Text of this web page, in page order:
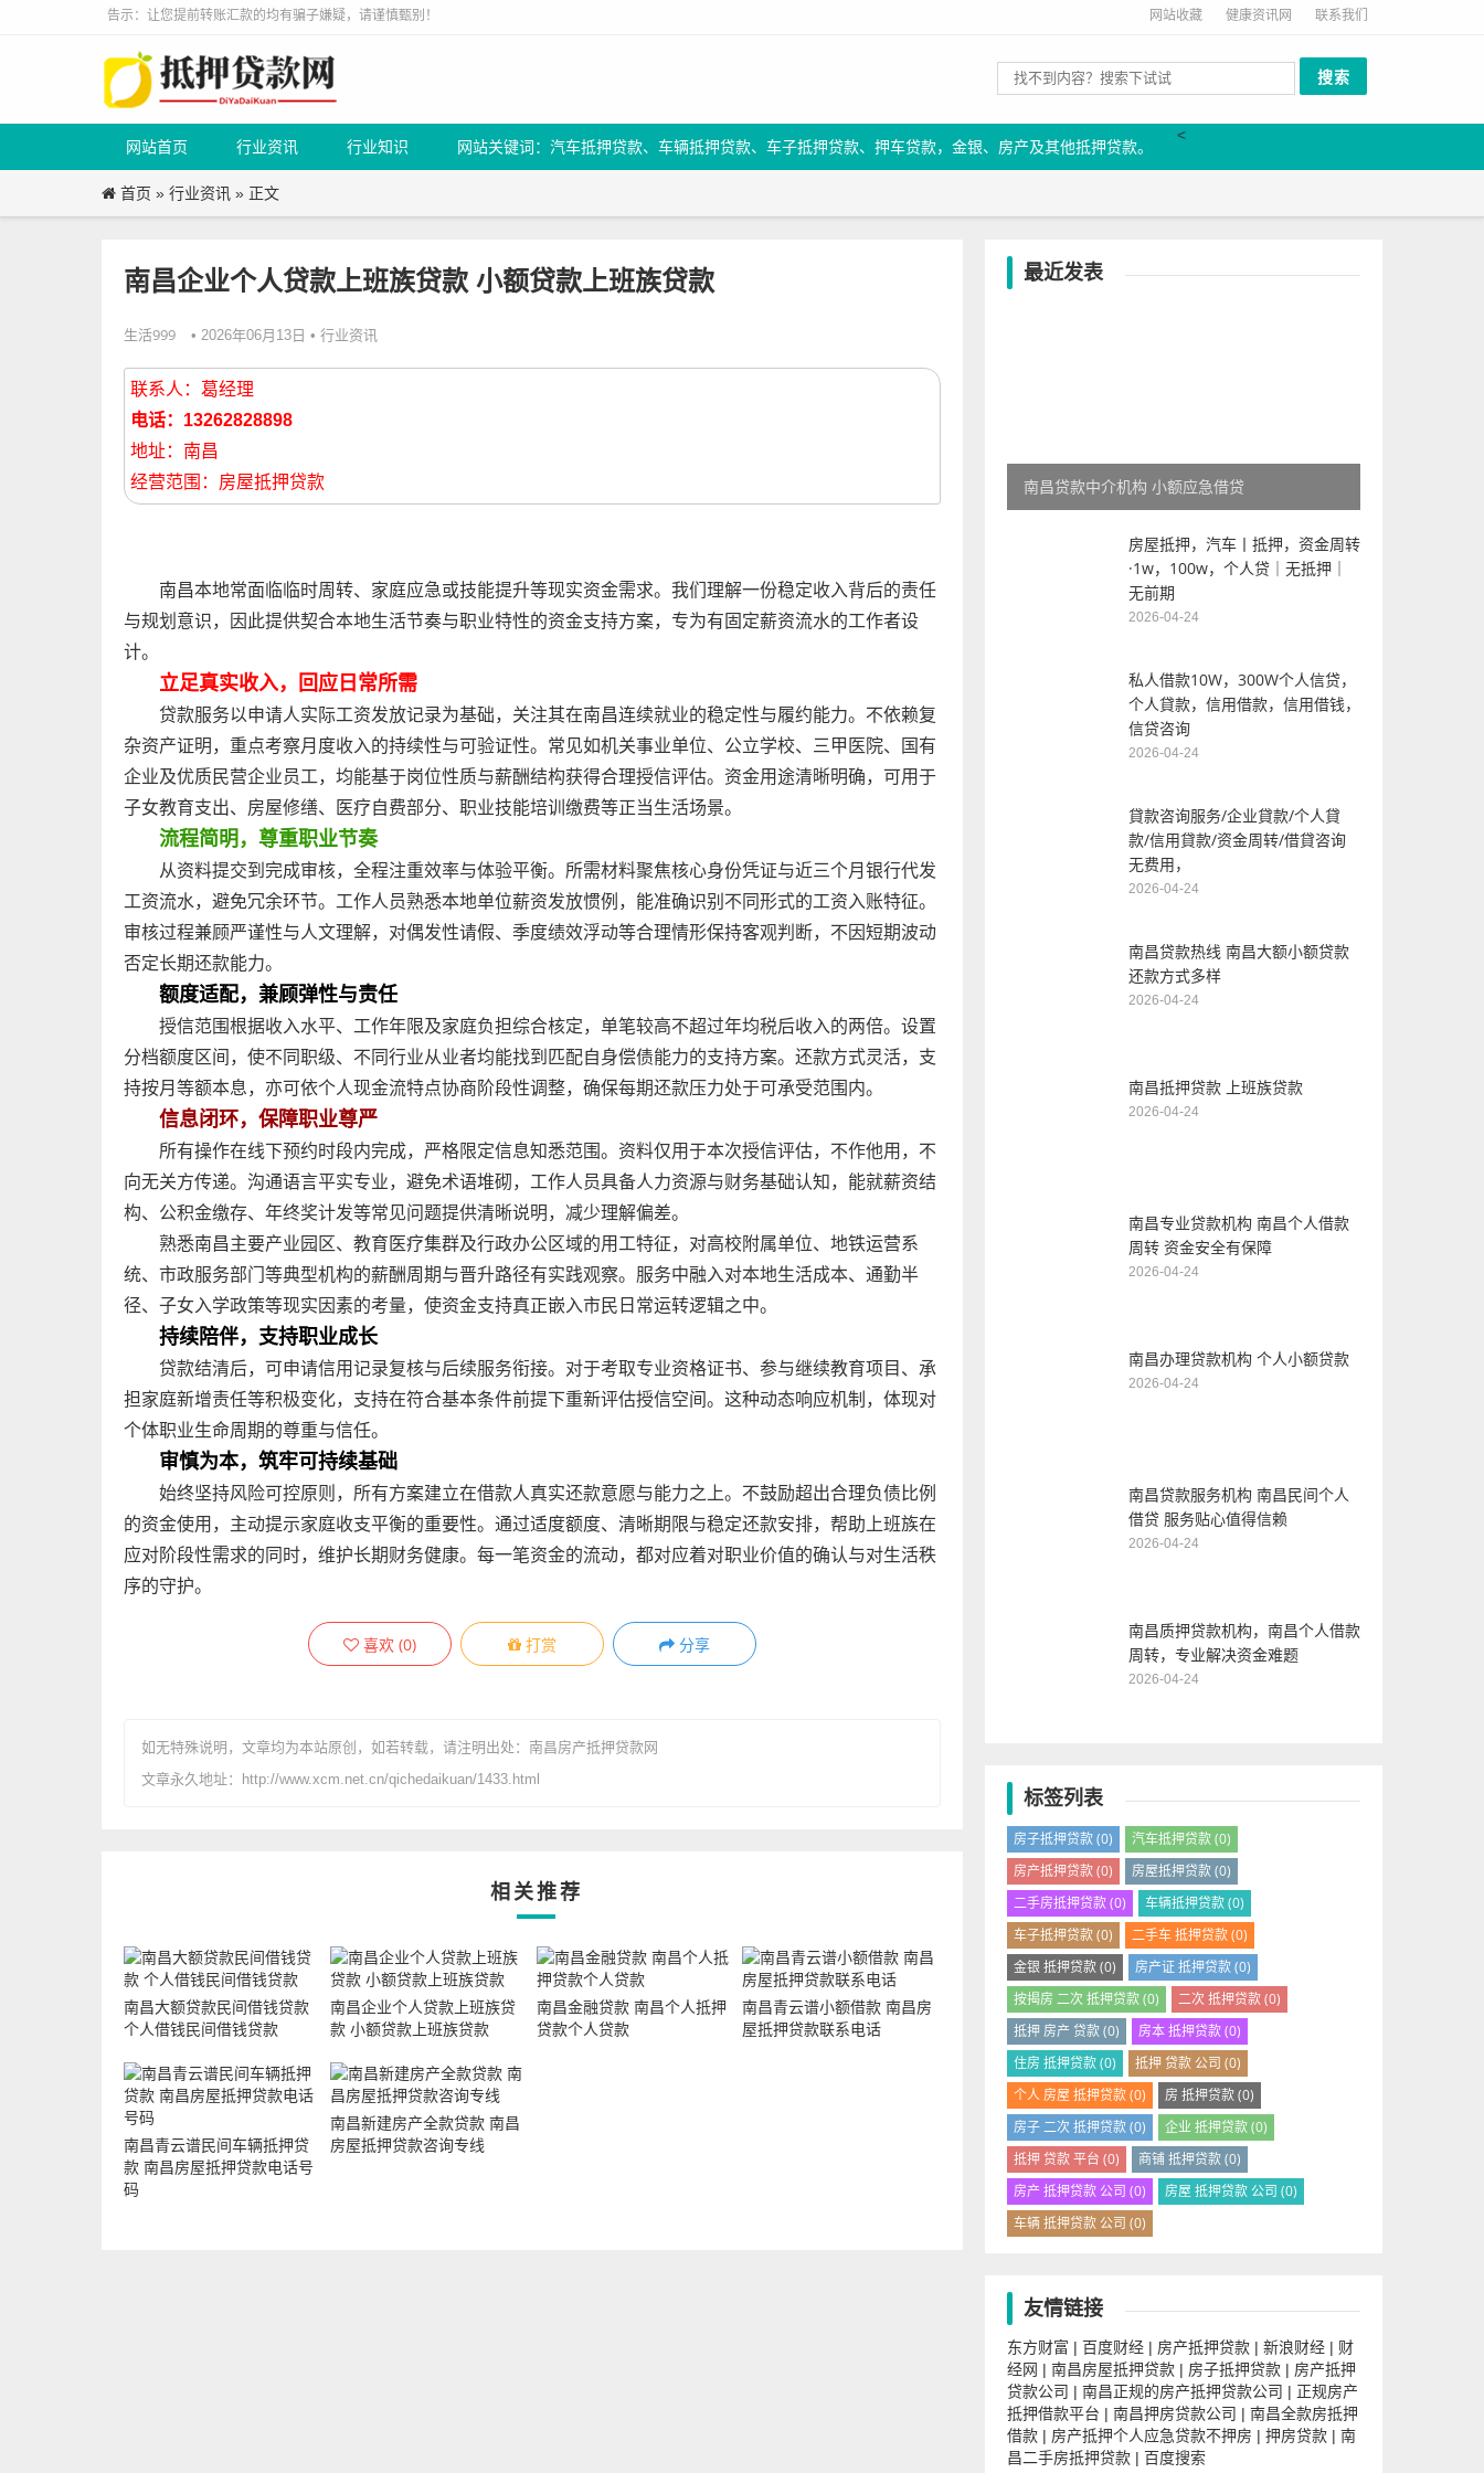
告示：让您提前转账汇款的均有骗子嫌疑，请谨慎甄别！ 网站收藏 健康资讯网 联系我们
<
网站首页 行业资讯 行业知识 网站关键词：汽车抵押贷款、车辆抵押贷款、车子抵押贷款、押车贷款，金银、房产及其他抵押贷款。
首页 » 行业资讯 » 正文
南昌企业个人贷款上班族贷款 小额贷款上班族贷款
生活999 • 2026年06月13日 • 行业资讯
联系人：葛经理
电话：13262828898
地址：南昌
经营范围：房屋抵押贷款
南昌本地常面临临时周转、家庭应急或技能提升等现实资金需求。我们理解一份稳定收入背后的责任
与规划意识，因此提供契合本地生活节奏与职业特性的资金支持方案，专为有固定薪资流水的工作者设
计。
立足真实收入，回应日常所需
贷款服务以申请人实际工资发放记录为基础，关注其在南昌连续就业的稳定性与履约能力。不依赖复
杂资产证明，重点考察月度收入的持续性与可验证性。常见如机关事业单位、公立学校、三甲医院、国有
企业及优质民营企业员工，均能基于岗位性质与薪酬结构获得合理授信评估。资金用途清晰明确，可用于
子女教育支出、房屋修缮、医疗自费部分、职业技能培训缴费等正当生活场景。
流程简明，尊重职业节奏
从资料提交到完成审核，全程注重效率与体验平衡。所需材料聚焦核心身份凭证与近三个月银行代发
工资流水，避免冗余环节。工作人员熟悉本地单位薪资发放惯例，能准确识别不同形式的工资入账特征。
审核过程兼顾严谨性与人文理解，对偶发性请假、季度绩效浮动等合理情形保持客观判断，不因短期波动
否定长期还款能力。
额度适配，兼顾弹性与责任
授信范围根据收入水平、工作年限及家庭负担综合核定，单笔较高不超过年均税后收入的两倍。设置
分档额度区间，使不同职级、不同行业从业者均能找到匹配自身偿债能力的支持方案。还款方式灵活，支
持按月等额本息，亦可依个人现金流特点协商阶段性调整，确保每期还款压力处于可承受范围内。
信息闭环，保障职业尊严
所有操作在线下预约时段内完成，严格限定信息知悉范围。资料仅用于本次授信评估，不作他用，不
向无关方传递。沟通语言平实专业，避免术语堆砌，工作人员具备人力资源与财务基础认知，能就薪资结
构、公积金缴存、年终奖计发等常见问题提供清晰说明，减少理解偏差。
熟悉南昌主要产业园区、教育医疗集群及行政办公区域的用工特征，对高校附属单位、地铁运营系
统、市政服务部门等典型机构的薪酬周期与晋升路径有实践观察。服务中融入对本地生活成本、通勤半
径、子女入学政策等现实因素的考量，使资金支持真正嵌入市民日常运转逻辑之中。
持续陪伴，支持职业成长
贷款结清后，可申请信用记录复核与后续服务衔接。对于考取专业资格证书、参与继续教育项目、承
担家庭新增责任等积极变化，支持在符合基本条件前提下重新评估授信空间。这种动态响应机制，体现对
个体职业生命周期的尊重与信任。
审慎为本，筑牢可持续基础
始终坚持风险可控原则，所有方案建立在借款人真实还款意愿与能力之上。不鼓励超出合理负债比例
的资金使用，主动提示家庭收支平衡的重要性。通过适度额度、清晰期限与稳定还款安排，帮助上班族在
应对阶段性需求的同时，维护长期财务健康。每一笔资金的流动，都对应着对职业价值的确认与对生活秩
序的守护。
喜欢 (0) 打赏 分享
如无特殊说明，文章均为本站原创 ，如若转载，请注明出处： 南昌房产抵押贷款网
文章永久地址：http://www.xcm.net.cn/qichedaikuan/1433.html
相关推荐
南昌大额贷款民间借钱贷款
个人借钱民间借钱贷款
南昌企业个人贷款上班族贷
款 小额贷款上班族贷款
南昌金融贷款 南昌个人抵押
贷款个人贷款
南昌青云谱小额借款 南昌房
屋抵押贷款联系电话
南昌青云谱民间车辆抵押贷
款 南昌房屋抵押贷款电话号
码
南昌新建房产全款贷款 南昌
房屋抵押贷款咨询专线
最近发表
南昌贷款中介机构 小额应急借贷
房屋抵押，汽车丨抵押，资金周转
·1w，100w，个人贷｜无抵押｜
无前期
2026-04-24
私人借款10W，300W个人信贷，
个人貸款，信用借款，信用借钱，
信贷咨询
2026-04-24
貸款咨询服务/企业貸款/个人貸
款/信用貸款/资金周转/借貸咨询
无费用，
2026-04-24
南昌贷款热线 南昌大额小额贷款
还款方式多样
2026-04-24
南昌抵押贷款 上班族贷款
2026-04-24
南昌专业贷款机构 南昌个人借款
周转 资金安全有保障
2026-04-24
南昌办理贷款机构 个人小额贷款
2026-04-24
南昌贷款服务机构 南昌民间个人
借贷 服务贴心值得信赖
2026-04-24
南昌质押贷款机构，南昌个人借款
周转，专业解决资金难题
2026-04-24
标签列表
房子抵押贷款(0) 汽车抵押贷款(0)
房产抵押贷款(0) 房屋抵押贷款(0)
二手房抵押贷款(0) 车辆抵押贷款(0)
车子抵押贷款(0) 二手车 抵押贷款(0)
金银 抵押贷款(0) 房产证 抵押贷款(0)
按揭房 二次 抵押贷款(0) 二次 抵押贷款(0)
抵押 房产 贷款(0) 房本 抵押贷款(0)
住房 抵押贷款(0) 抵押 贷款 公司 (0)
个人 房屋 抵押贷款(0) 房 抵押贷款(0)
房子 二次 抵押贷款(0) 企业 抵押贷款(0)
抵押 贷款 平台 (0) 商铺 抵押贷款(0)
房产 抵押贷款 公司 (0) 房屋 抵押贷款 公司 (0)
车辆 抵押贷款 公司 (0)
友情链接
东方财富 | 百度财经 | 房产抵押贷款 | 新浪财经 | 财
经网 | 南昌房屋抵押贷款 | 房子抵押贷款 | 房产抵押
贷款公司 | 南昌正规的房产抵押贷款公司 | 正规房产
抵押借款平台 | 南昌押房贷款公司 | 南昌全款房抵押
借款 | 房产抵押个人应急贷款不押房 | 押房贷款 | 南
昌二手房抵押贷款 | 百度搜索